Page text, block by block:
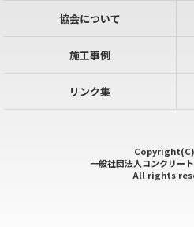
協会について
施工事例
リンク集
Copyright(C)
一般社団法人コンクリー
All rights